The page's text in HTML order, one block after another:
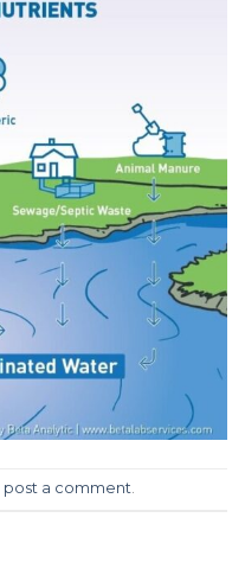
post a comment.